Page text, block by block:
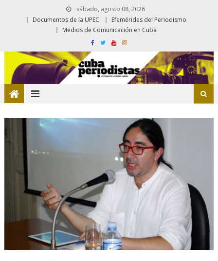
sábado, agosto 08, 2026
Documentos de la UPEC
Efemérides del Periodismo
Medios de Comunicación en Cuba